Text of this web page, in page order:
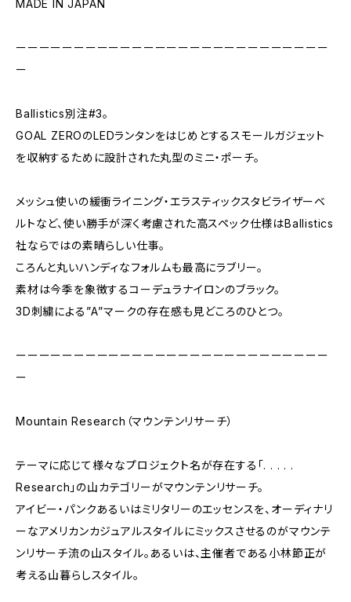
MADE IN JAPAN
ーーーーーーーーーーーーーーーーーーーーーーーーーーー
ー
Ballistics別注#3。
GOAL ZEROのLEDランタンをはじめとするスモールガジェット
を収納するために設計された丸型のミニ・ポーチ。
メッシュ使いの緩衝ライニング・エラスティックスタビライザーベ
ルトなど、使い勝手が深く考慮された高スペック仕様はBallistics
社ならではの素晴らしい仕事。
ころんと丸いハンディなフォルムも最高にラブリー。
素材は今季を象徴するコーデュラナイロンのブラック。
3D刺繍による”A”マークの存在感も見どころのひとつ。
ーーーーーーーーーーーーーーーーーーーーーーーーーーー
ー
Mountain Research（マウンテンリサーチ）
テーマに応じて様々なプロジェクト名が存在する「. . . . .
Research」の山カテゴリーがマウンテンリサーチ。
アイビー・パンクあるいはミリタリーのエッセンスを、オーディナリ
ーなアメリカンカジュアルスタイルにミックスさせるのがマウンテ
ンリサーチ流の山スタイル。あるいは、主催者である小林節正が
考える山暮らしスタイル。